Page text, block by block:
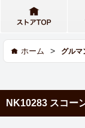
ホーム > グルマ
NK10283 スコー